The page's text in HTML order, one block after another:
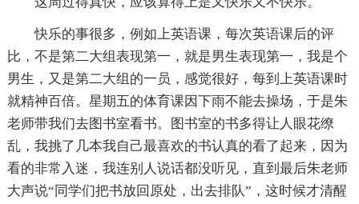
快乐的事很多，例如上英语课，每次英语课后的评
比，不是第二大组表现第一，就是男生表现第一，我是个
男生，又是第二大组的一员，感觉很好，每到上英语课时
就精神百倍。星期五的体育课因下雨不能去操场，于是朱
老师带我们去图书室看书。图书室的书多得让人眼花缭
乱，我挑了几本我自己最喜欢的书认真的看了起来，因为
看的非常入迷，我连别人说话都没听见，直到最后朱老师
大声说“同学们把书放回原处，出去排队”，这时候才清醒